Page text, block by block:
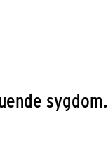
sygdom.